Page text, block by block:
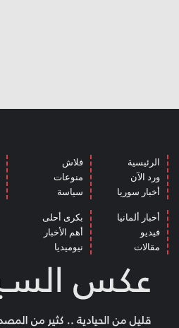
الرئيسية
ورد الآن
أخبار سوريا
فلاش
منوعات
سياسة
أخبار ألمانيا
فيديو
مقالات
بكرى أحلى
أهم الأخبار
نيوميديا